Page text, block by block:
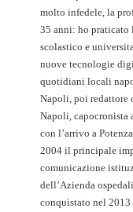
molto infedele, la
35 anni: ho praticato
scolastico e
nuove tecnologie
quotidiani locali
Napoli, poi redattore
Napoli, capocronista
con l’arrivo a
2004 il principale
comunicazione
dell’Azienda
conquistato nel 2013